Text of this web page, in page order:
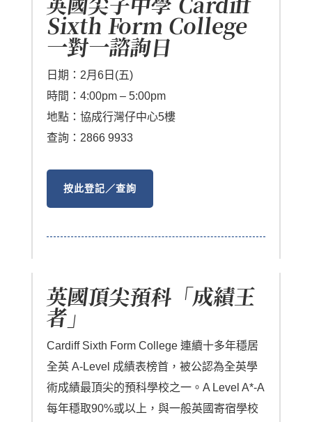
英國尖子中學 Cardiff
Sixth Form College
一對一諮詢日
日期：2月6日(五)
時間：4:00pm – 5:00pm
地點：協成行灣仔中心5樓
查詢：2866 9933
按此登記／查詢
英國頂尖預科「成績王
者」
Cardiff Sixth Form College 連續十多年穩居
全英 A-Level 成績表榜首，被公認為全英學
術成績最頂尖的預科學校之一。A Level A*-A
每年穩取90%或以上，與一般英國寄宿學校